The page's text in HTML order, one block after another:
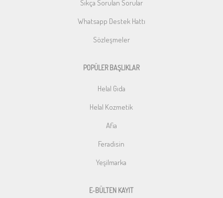
Sıkça Sorulan Sorular
Whatsapp Destek Hattı
Sözleşmeler
POPÜLER BAŞLIKLAR
Helal Gıda
Helal Kozmetik
Afia
Feradisin
Yeşilmarka
E-BÜLTEN KAYIT